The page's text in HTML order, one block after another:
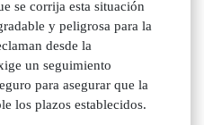
se corrija esta situación
y peligrosa para la
desde la
un seguimiento
para asegurar que la
los plazos establecidos.